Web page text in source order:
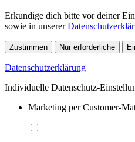
Erkundige dich bitte vor deiner
sowie in unserer
Zustimmen Nur erforderliche
Datenschutzerklärung
Individuelle Datenschutz-
Marketing per Customer-